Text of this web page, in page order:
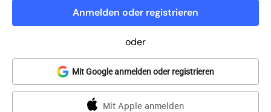
Anmelden oder registrieren
oder
Mit Google anmelden oder registrieren
Mit Apple anmelden